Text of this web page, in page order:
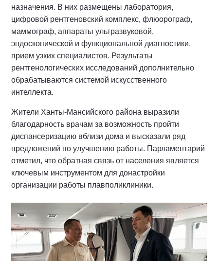
назначения. В них размещены лаборатория,
цифровой рентгеновский комплекс, флюорограф,
маммограф, аппараты ультразвуковой,
эндоскопической и функциональной диагностики,
прием узких специалистов. Результаты
рентгенологических исследований дополнительно
обрабатываются системой искусственного
интеллекта.
Жители Ханты-Мансийского района выразили
благодарность врачам за возможность пройти
диспансеризацию вблизи дома и высказали ряд
предложений по улучшению работы. Парламентарий
отметил, что обратная связь от населения является
ключевым инструментом для донастройки
организации работы плавполиклиники.